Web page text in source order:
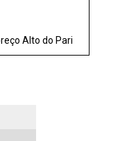
Alto do Pari